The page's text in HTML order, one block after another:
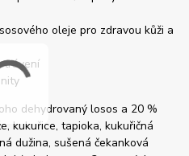
oleje pro zdravou kůži a
trávení
dehydrovaný losos a 20 %
kukuřice, tapioka, kukuřičná
dužina, sušená čekanková